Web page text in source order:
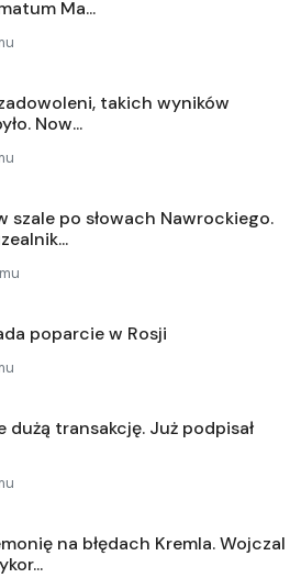
Ma...
takich wyników
Now...
szale po słowach Nawrockiego.
poparcie w Rosji
dużą transakcję. Już podpisał
na błędach Kremla. Wojczal